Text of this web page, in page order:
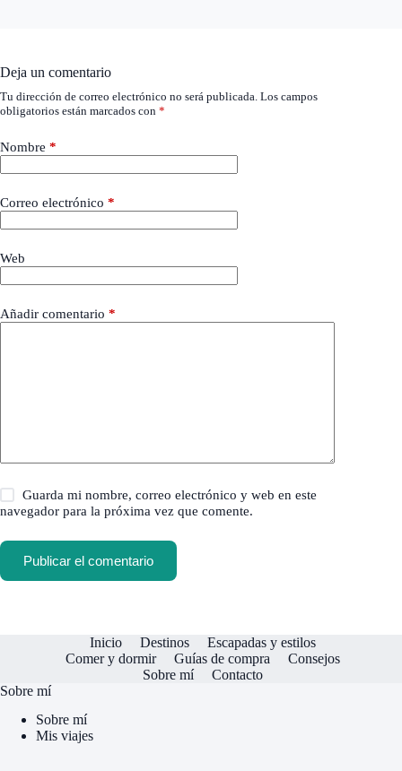
Deja un comentario
Tu dirección de correo electrónico no será publicada. Los campos
obligatorios están marcados con *
Nombre *
Correo electrónico *
Web
Añadir comentario *
Guarda mi nombre, correo electrónico y web en este
navegador para la próxima vez que comente.
Publicar el comentario
Inicio Destinos
Escapadas y estilos
Comer y dormir
Guías de compra
Consejos
Sobre mí
Contacto
Sobre mí
Sobre mí
Mis viajes